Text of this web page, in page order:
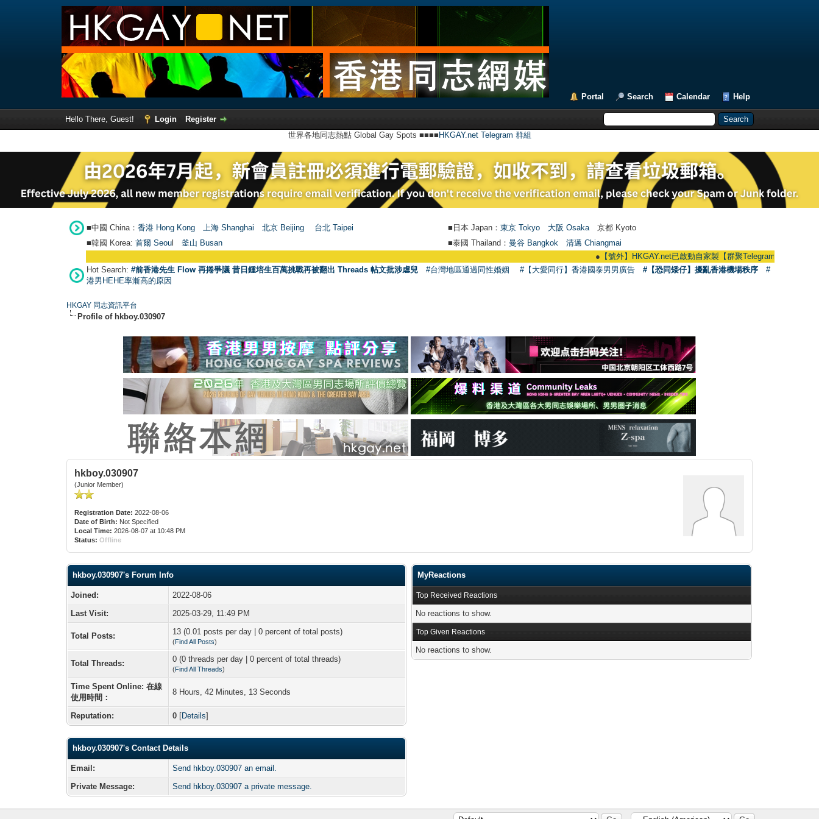
Portal Search Calendar Help
Hello There, Guest! Login
Register
世界各地同志熱點 Global Gay Spots ■■■■ HKGAY.net Telegram 群組
■中國 China： 香港 Hong Kong 上海 Shanghai 北京 Beijing 台北 Taipei ■日本 Japan： 東京 Tokyo 大阪 Osaka 京都 Kyoto
■韓國 Korea: 首爾 Seou 釜山 Busan ■泰國 Thailand： 曼谷 Bangkok
清邁 Chiangmai
【號外】HKGAY.net已啟動自家製【群聚Telegram群組】
Hot Search: #前香港先生 Flow 再捲爭議 昔日鍾培生百萬挑戰再被翻出 Threads 帖文批涉虐兒 #台灣地區通過同性婚姻 #【大愛同行】香港國泰男男廣告 #【恐同矮仔】擾亂香港機場秩序
#
港男HEHE率漸高的原因
HKGAY 同志資訊平台
Profile of hkboy.030907
hkboy.030907
(Junior Member)
Registration Date: 2022-08-06
Date of Birth: Not Specified
Local Time: 2026-08-07 at 10:48 PM
Status: Offline
hkboy.030907's Forum Info
Joined:
2022-08-06
Last Visit:
2025-03-29, 11:49 PM
Total Posts: 13 (0.01 posts per day | 0 percent of total posts)
(Find All Posts)
Total Threads: 0 (0 threads per day | 0 percent of total threads)
(Find All Threads)
Time Spent Online: 在線
使用時間：
8 Hours, 42 Minutes, 13 Seconds
Reputation: 0 [Details]
hkboy.030907's Contact Details
Email:
Send hkboy.030907 an email.
Private Message:
Send hkboy.030907 a private message.
MyReactions
Top Received Reactions
No reactions to show.
Top Given Reactions
No reactions to show.